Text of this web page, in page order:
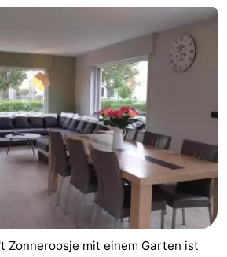
Zonneroosje mit einem Garten ist